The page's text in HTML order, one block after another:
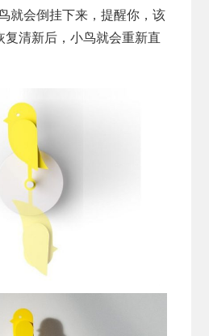
就会倒挂下来，提醒你，该
复清新后，小鸟就会重新直